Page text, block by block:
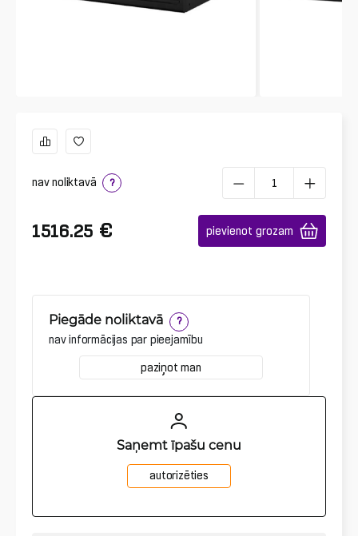
nav noliktavā ?
1516.25 € pievienot grozam
Piegāde noliktavā ?
nav informācijas par pieejamību
paziņot man
Saņemt īpašu cenu
autorizēties